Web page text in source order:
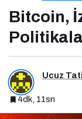
Bitcoin,
Ucuz
4dk, 11sn